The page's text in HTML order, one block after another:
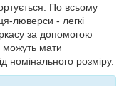
По всьому
люверси - легкі
за допомогою
можуть мати
номінального розміру.